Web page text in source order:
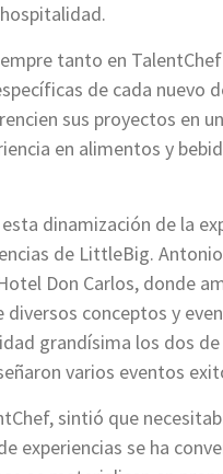
tanto en
de cada nuevo
sus proyectos en
en alimentos y
dinamización de la
de LittleBig.
Don Carlos, donde
diversos conceptos y
grandísima los dos
varios eventos
sintió que
experiencias se ha